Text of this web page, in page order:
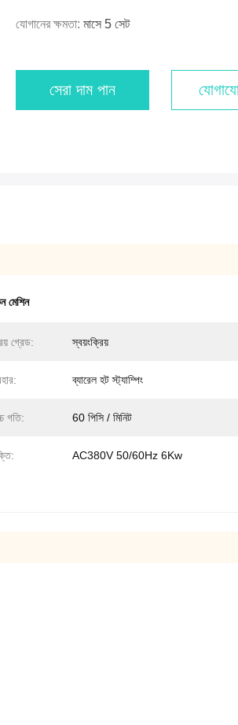
যোগানের ক্ষমতা: মাসে 5 সেট
সেরা দাম পান
মেশিন
গ্রেড: স্বয়ংক্রিয়
ব্যারেল হট স্ট্যাম্পিং
গতি: 60 পিসি / মিনিট
AC380V 50/60Hz 6Kw